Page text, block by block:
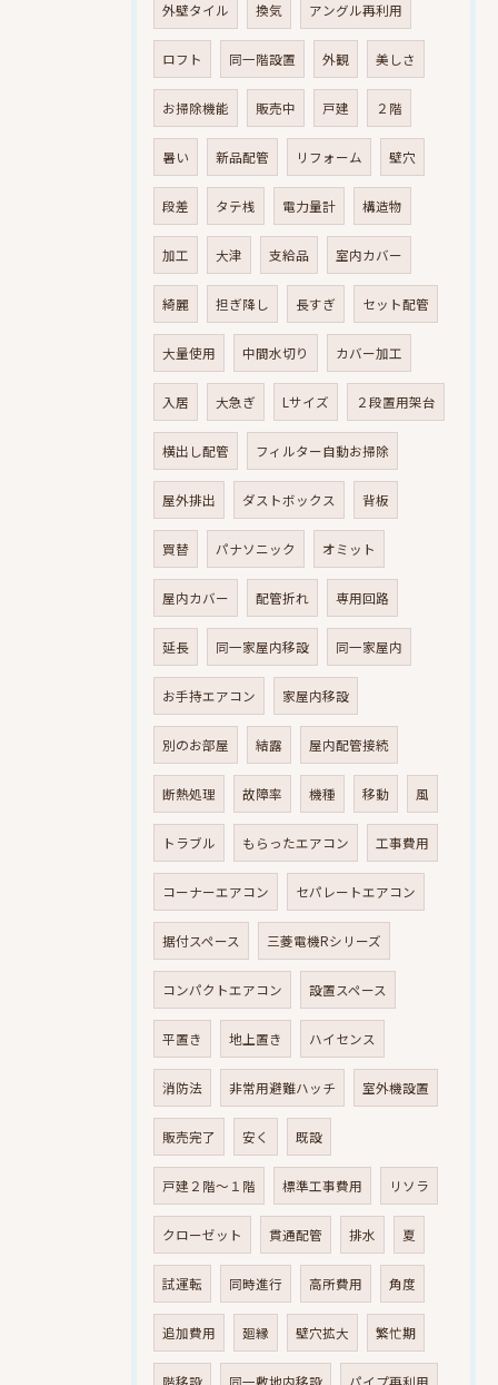
外壁タイル 換気 アングル再利用
ロフト 同一階設置 外観 美しさ
お掃除機能 販売中 戸建 ２階
暑い 新品配管 リフォーム 壁穴
段差 タテ桟 電力量計 構造物
加工 大津 支給品 室内カバー
綺麗 担ぎ降し 長すぎ セット配管
大量使用 中間水切り カバー加工
入居 大急ぎ Lサイズ ２段置用架台
横出し配管 フィルター自動お掃除
屋外排出 ダストボックス 背板
買替 パナソニック オミット
屋内カバー 配管折れ 専用回路
延長 同一家屋内移設 同一家屋内
お手持エアコン 家屋内移設
別のお部屋 結露 屋内配管接続
断熱処理 故障率 機種 移動 風
トラブル もらったエアコン 工事費用
コーナーエアコン セパレートエアコン
据付スペース 三菱電機Rシリーズ
コンパクトエアコン 設置スペース
平置き 地上置き ハイセンス
消防法 非常用避難ハッチ 室外機設置
販売完了 安く 既設
戸建２階～１階 標準工事費用 リソラ
クローゼット 貫通配管 排水 夏
試運転 同時進行 高所費用 角度
追加費用 廻縁 壁穴拡大 繁忙期
階移設 同一敷地内移設 パイプ再利用